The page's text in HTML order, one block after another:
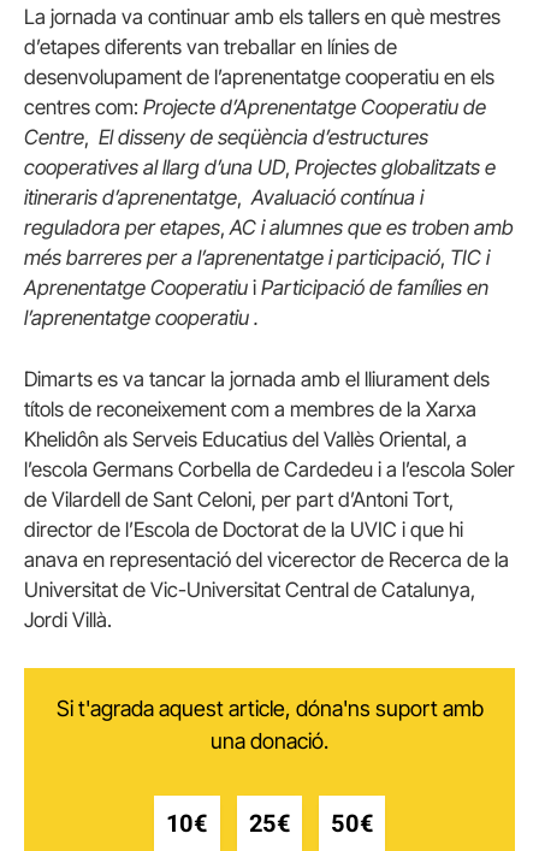
La jornada va continuar amb els tallers en què mestres
d’etapes diferents van treballar en línies de
desenvolupament de l’aprenentatge cooperatiu en els
centres com: Projecte d’Aprenentatge Cooperatiu de
Centre, El disseny de seqüència d’estructures
cooperatives al llarg d’una UD, Projectes globalitzats e
itineraris d’aprenentatge, Avaluació contínua i
reguladora per etapes, AC i alumnes que es troben amb
més barreres per a l’aprenentatge i participació, TIC i
Aprenentatge Cooperatiu i Participació de famílies en
l’aprenentatge cooperatiu .
Dimarts es va tancar la jornada amb el lliurament dels
títols de reconeixement com a membres de la Xarxa
Khelidôn als Serveis Educatius del Vallès Oriental, a
l’escola Germans Corbella de Cardedeu i a l’escola Soler
de Vilardell de Sant Celoni, per part d’Antoni Tort,
director de l’Escola de Doctorat de la UVIC i que hi
anava en representació del vicerector de Recerca de la
Universitat de Vic-Universitat Central de Catalunya,
Jordi Villà.
Si t'agrada aquest article, dóna'ns suport amb
una donació.
10€ 25€ 50€